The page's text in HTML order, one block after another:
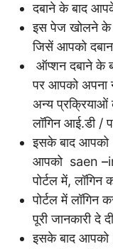
दबाने के बाद
इस पेज खोलने के
जिसें आपको
ऑप्शन दबाने के
पर आपको अपना
अन्य प्रक्रियाओं
लॉगिन आई.डी /
इसके बाद आपको
आपको saen –
पोर्टल में, लॉगिन
पोर्टल में
पूरी जानकारी दे
इसके बाद